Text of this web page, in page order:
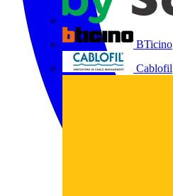
BTicino
Cablofil